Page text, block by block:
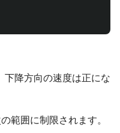
下降方向の速度は正にな
範囲に制限されます。